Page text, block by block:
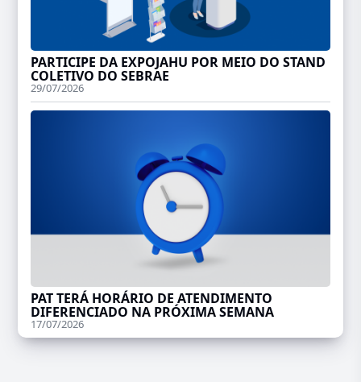
PARTICIPE DA EXPOJAHU POR MEIO DO STAND
COLETIVO DO SEBRAE
29/07/2026
PAT TERÁ HORÁRIO DE ATENDIMENTO
DIFERENCIADO NA PRÓXIMA SEMANA
17/07/2026